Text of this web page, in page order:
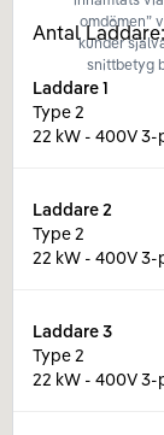
omdömen”
kunder
snittbetyg
Antal
Laddare1
Type 2
22 kW - 400V 3-
Laddare2
Type 2
22 kW - 400V 3-
Laddare3
Type 2
22 kW - 400V 3-